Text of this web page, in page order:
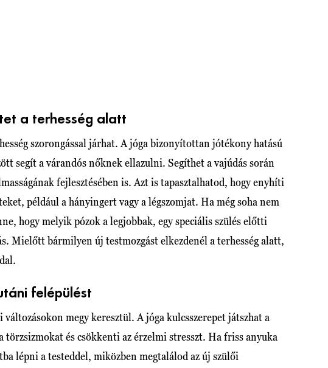
a terhesség alatt
szorongással járhat. A jóga bizonyítottan jótékony hatású
segít a várandós nőknek ellazulni. Segíthet a vajúdás során
fejlesztésében is. Azt is tapasztalhatod, hogy enyhíti
például a hányingert vagy a légszomjat. Ha még soha nem
hogy melyik pózok a legjobbak, egy speciális szülés előtti
Mielőtt bármilyen új testmozgást elkezdenél a terhesség alatt,
felépülést
változásokon megy keresztül. A jóga kulcsszerepet játszhat a
törzsizmokat és csökkenti az érzelmi stresszt. Ha friss anyuka
lépni a testeddel, miközben megtalálod az új szülői